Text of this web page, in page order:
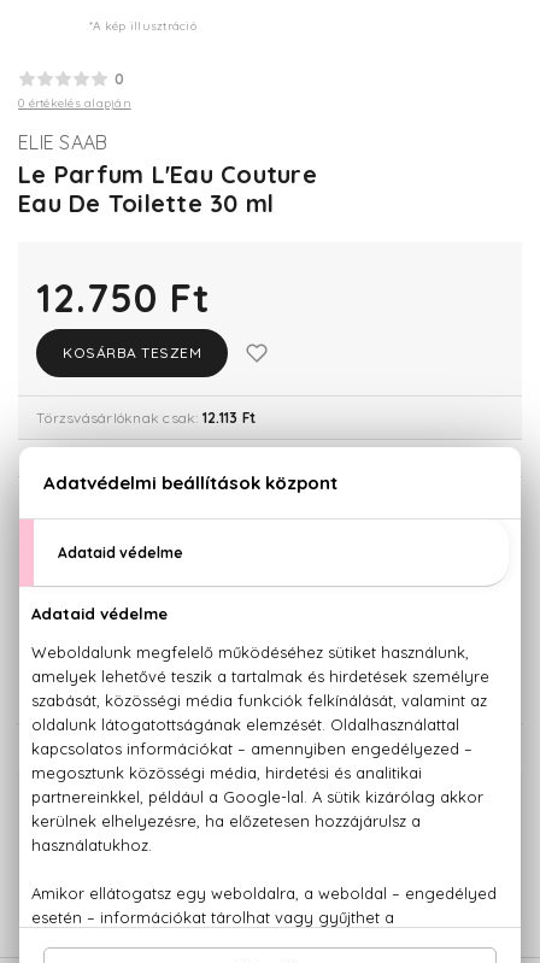
*A kép illusztráció
0
0 értékelés alapján
ELIE SAAB
Le Parfum L'Eau Couture
Eau De Toilette 30 ml
12.750 Ft
KOSÁRBA TESZEM
Törzsvásárlóknak csak: 12.113 Ft
KISZERELÉS KIVÁLASZTÁSA
30 ml
12.750 Ft
Teszter 90 ml
17.410 Ft
KAPCSOLÓDÓ TERMÉKEK
100% eredeti termékek,14 napos visszaküldési garanciával
779 1926